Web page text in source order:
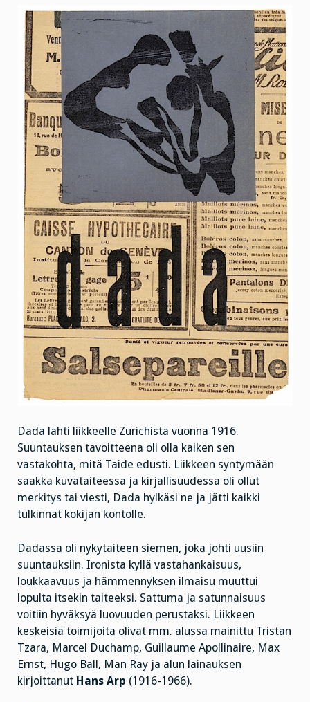
Dada lähti liikkeelle Zürichistä vuonna 1916.
Suuntauksen tavoitteena oli olla kaiken sen
vastakohta, mitä Taide edusti. Liikkeen syntymään
saakka kuvataiteessa ja kirjallisuudessa oli ollut
merkitys tai viesti, Dada hylkäsi ne ja jätti kaikki
tulkinnat kokijan kontolle.
Dadassa oli nykytaiteen siemen, joka johti uusiin
suuntauksiin. Ironista kyllä vastahankaisuus,
loukkaavuus ja hämmennyksen ilmaisu muuttui
lopulta itsekin taiteeksi. Sattuma ja satunnaisuus
voitiin hyväksyä luovuuden perustaksi. Liikkeen
keskeisiä toimijoita olivat mm. alussa mainittu Tristan
Tzara, Marcel Duchamp, Guillaume Apollinaire, Max
Ernst, Hugo Ball, Man Ray ja alun lainauksen
kirjoittanut Hans Arp (1916-1966).